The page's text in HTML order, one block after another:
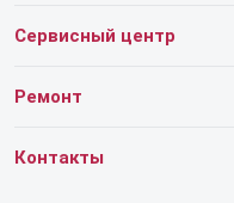
Сервисный центр
О нашем сервисе
Ремонт
Роботов-пылесосов
Контакты